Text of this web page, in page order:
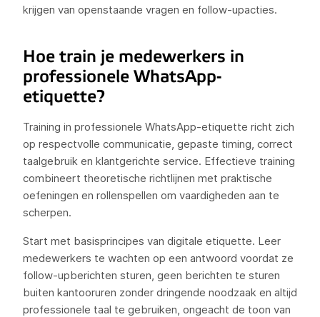
krijgen van openstaande vragen en follow-upacties.
Hoe train je medewerkers in
professionele WhatsApp-
etiquette?
Training in professionele WhatsApp-etiquette richt zich
op respectvolle communicatie, gepaste timing, correct
taalgebruik en klantgerichte service. Effectieve training
combineert theoretische richtlijnen met praktische
oefeningen en rollenspellen om vaardigheden aan te
scherpen.
Start met basisprincipes van digitale etiquette. Leer
medewerkers te wachten op een antwoord voordat ze
follow-upberichten sturen, geen berichten te sturen
buiten kantooruren zonder dringende noodzaak en altijd
professionele taal te gebruiken, ongeacht de toon van